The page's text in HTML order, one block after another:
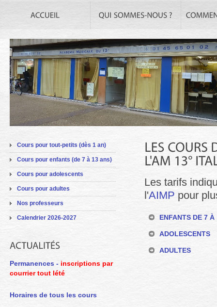
Cours pour tout-petits (dès 1 an)
Cours pour enfants (de 7 à 13 ans)
Cours pour adolescents
Cours pour adultes
Nos professeurs
Calendrier 2026-2027
Permanences - inscriptions par
courrier tout lété
Horaires de tous les cours
Les tarifs
l'AIMP pour
ENFANTS DE 7 À
ADOLESCENTS
ADULTES